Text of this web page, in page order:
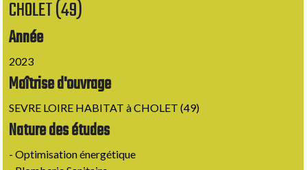
CHOLET (49)
Année
2023
Maîtrise d'ouvrage
SEVRE LOIRE HABITAT à CHOLET (49)
Nature des études
- Optimisation énergétique